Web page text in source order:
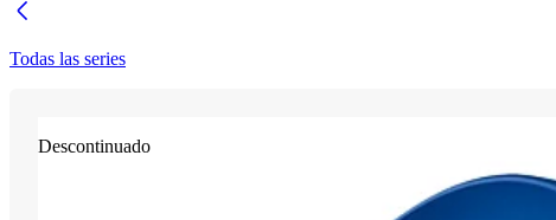
Todas las series
Descontinuado